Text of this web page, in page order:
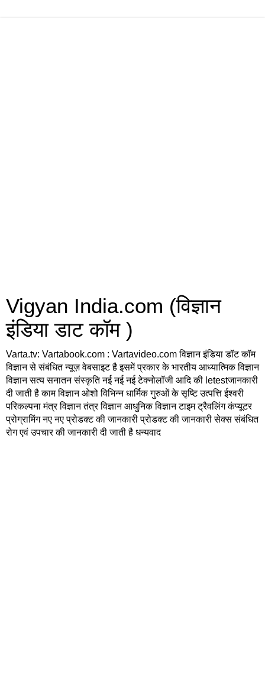
Vigyan India.com (विज्ञान
इंडिया डाट कॉम )
Varta.tv: Vartabook.com : Vartavideo.com विज्ञान इंडिया डॉट कॉम
विज्ञान से संबंधित न्यूज़ वेबसाइट है इसमें प्रकार के भारतीय आध्यात्मिक विज्ञान
विज्ञान सत्य सनातन संस्कृति नई नई नई टेक्नोलॉजी आदि की letestजानकारी
दी जाती है काम विज्ञान ओशो विभिन्न धार्मिक गुरुओं के सृष्टि उत्पत्ति ईश्वरी
परिकल्पना मंत्र विज्ञान तंत्र विज्ञान आधुनिक विज्ञान टाइम ट्रैवलिंग कंप्यूटर
प्रोग्रामिंग नए नए प्रोडक्ट की जानकारी प्रोडक्ट की जानकारी सेक्स संबंधित
रोग एवं उपचार की जानकारी दी जाती है धन्यवाद